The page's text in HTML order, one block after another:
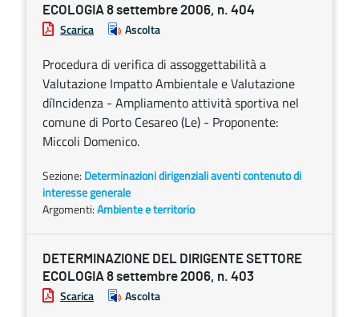
ECOLOGIA 8 settembre 2006, n. 404
Scarica Ascolta
Procedura di verifica di assoggettabilità a
Valutazione Impatto Ambientale e Valutazione
díIncidenza - Ampliamento attività sportiva nel
comune di Porto Cesareo (Le) - Proponente:
Miccoli Domenico.
Sezione: Determinazioni dirigenziali aventi contenuto di
interesse generale
Argomenti:Ambiente e territorio
DETERMINAZIONE DEL DIRIGENTE SETTORE
ECOLOGIA 8 settembre 2006, n. 403
Scarica Ascolta